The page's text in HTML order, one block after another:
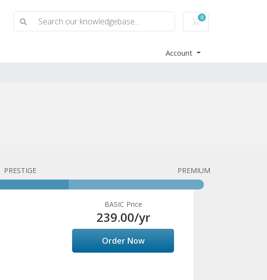
0
Shopping Cart
Account
PRESTIGE PREMIUM
BASIC Price
239.00/yr
Order Now